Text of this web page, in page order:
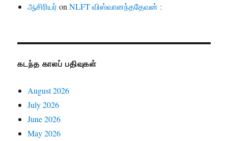
ஆசிரியர்onNLFT விஸ்வானந்ததேவன் :
கடந்த காலப் பதிவுகள்
August 2026
July 2026
June 2026
May 2026